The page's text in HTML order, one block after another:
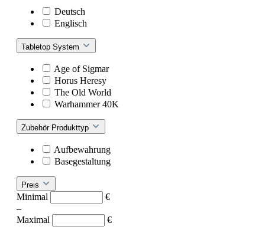
Deutsch
Englisch
Tabletop System
Age of Sigmar
Horus Heresy
The Old World
Warhammer 40K
Zubehör Produkttyp
Aufbewahrung
Basegestaltung
Preis
Minimal
€
–
Maximal
€